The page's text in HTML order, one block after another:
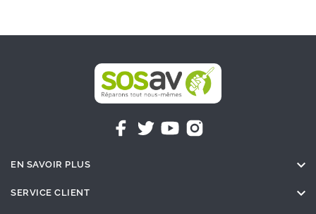
EN SAVOIR PLUS 
SERVICE CLIENT 